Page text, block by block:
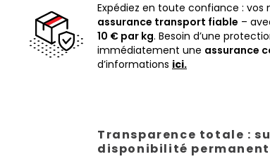
Expédiez en toute confiance :
assurance transport fiable –
10 € par kg. Besoin d’une
immédiatement une assurance
d’informations ici.
Transparence totale :
disponibilité